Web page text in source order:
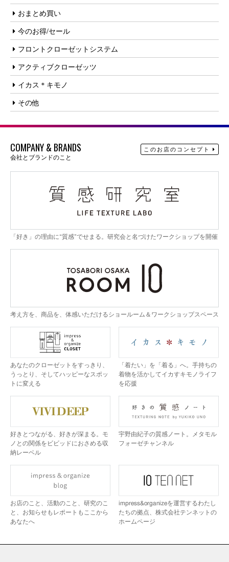
おまとめ買い
今のお得/セール
フロントクローゼットシステム
アクティブクローゼッツ
イカス＊キモノ
その他
COMPANY & BRANDS
会社とブランドのこと
このお店のコンセプト
「好き」の理由に“質感”でせまる。研究会と名づけたワークショップを開催
考え方を、商品を、体感いただけるショールーム＆ワークショップスペース
あなたのクローゼットをすっきり、
うっとり、そしてハッピーなスポッ
トに変える
「着たい」を「着る」へ。手持ちの
着物を活かしてイカすキモノライフ
を応援
好きとつながる、好きが深まる。モ
ノとの関係をビビッドにおさめる収
納レーベル
宇野由紀子の質感ノート。メタモル
フォーゼチャンネル
お店のこと、活動のこと、研究のこ
と、お知らせもレポートもここから
あなたへ
impress&organizeを運営するわたし
たちの拠点、株式会社テンネットの
ホームページ